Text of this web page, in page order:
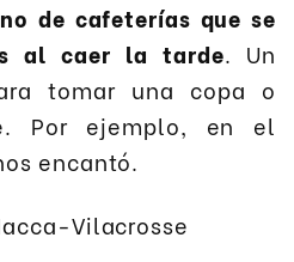
de cafeterías que se
al caer la tarde. Un
tomar una copa o
Por ejemplo, en el
encantó.